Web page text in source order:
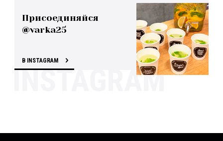
Присоединяйся
@varka25
В INSTAGRAM